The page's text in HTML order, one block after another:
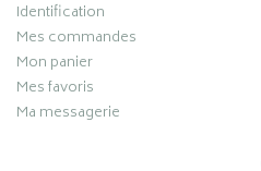
Identification
Mes commandes
Mon panier
Mes favoris
Ma messagerie